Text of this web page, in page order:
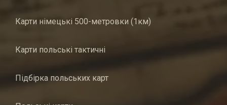
Карти німецькі 500-метровки (1км)
Карти польські тактичні
Підбірка польських карт